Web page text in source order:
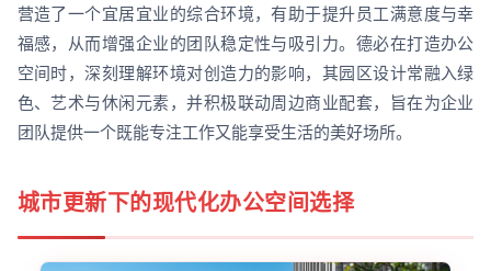
营造了一个宜居宜业的综合环境，有助于提升员工满意度与幸
福感，从而增强企业的团队稳定性与吸引力。德必在打造办公
空间时，深刻理解环境对创造力的影响，其园区设计常融入绿
色、艺术与休闲元素，并积极联动周边商业配套，旨在为企业
团队提供一个既能专注工作又能享受生活的美好场所。
城市更新下的现代化办公空间选择